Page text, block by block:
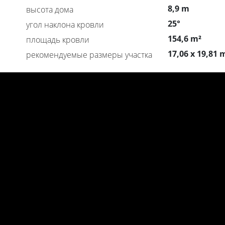
высота дома
8,9 m
угол наклона кровли
25°
площадь кровли
154,6 m²
рекомендуемые размеры участка
17,06 x 19,81